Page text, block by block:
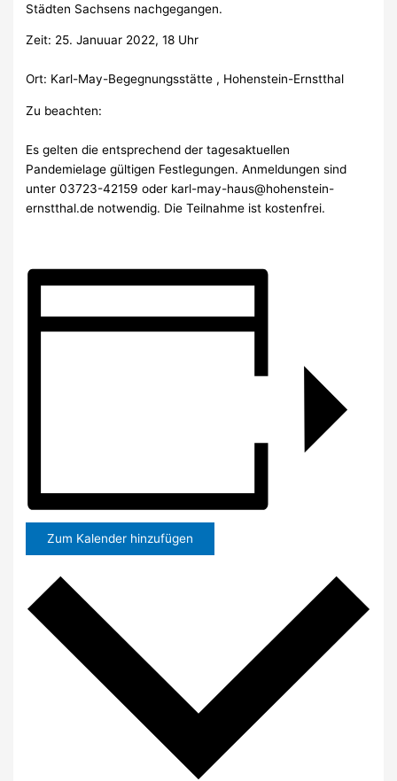
Städten Sachsens nachgegangen.
Zeit: 25. Januuar 2022, 18 Uhr
Ort: Karl-May-Begegnungsstätte , Hohenstein-Ernstthal
Zu beachten:
Es gelten die entsprechend der tagesaktuellen
Pandemielage gültigen Festlegungen. Anmeldungen sind
unter 03723-42159 oder karl-may-haus@hohenstein-
ernstthal.de notwendig. Die Teilnahme ist kostenfrei.
Zum Kalender hinzufügen